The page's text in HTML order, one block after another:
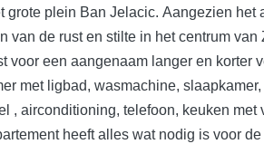
grote plein Ban Jelacic. Aangezien
van de rust en stilte in het centrum
voor een aangenaam langer en korter
met ligbad, wasmachine,
, airconditioning, telefoon, keuken
heeft alles wat nodig is voor